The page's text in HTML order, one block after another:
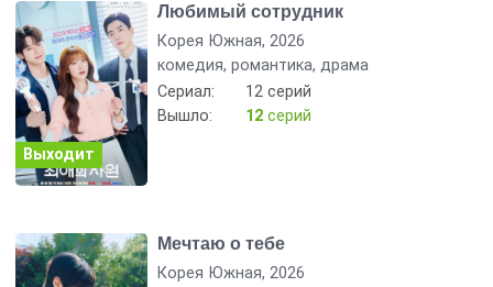
Любимый сотрудник
Корея Южная, 2026
комедия, романтика, драма
Сериал:
12 серий
Вышло:
12 серий
Выходит
Мечтаю о тебе
Корея Южная, 2026